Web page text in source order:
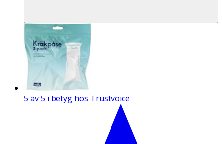
5 av 5 i betyg hos Trustvoice